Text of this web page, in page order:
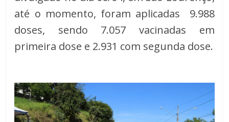
até o momento, foram aplicadas 9.988
doses, sendo 7.057 vacinadas em
primeira dose e 2.931 com segunda dose.